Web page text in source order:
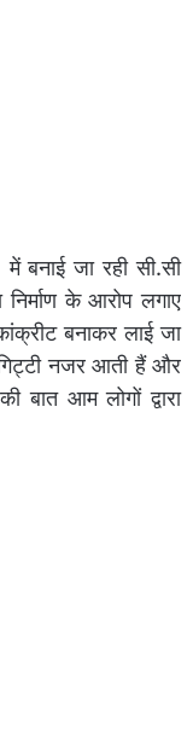
बनाई जा रही सी.सी
निर्माण के आरोप लगाए
बनाकर लाई जा
गिट्टी नजर आती हैं और
बात आम लोगों द्वारा